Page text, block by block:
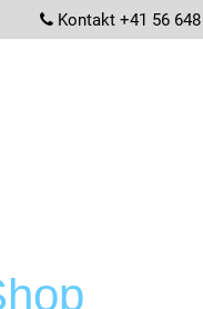
Kontakt +41 56 648